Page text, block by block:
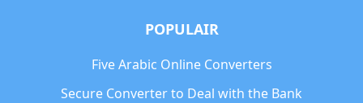
POPULAIR
Five Arabic Online Converters
Secure Converter to Deal with the Bank